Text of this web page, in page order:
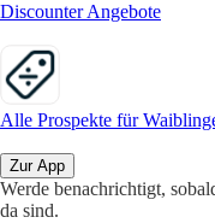
Discounter Angebote
Alle Prospekte für
Zur App
Werde benachrichtigt,
da sind.